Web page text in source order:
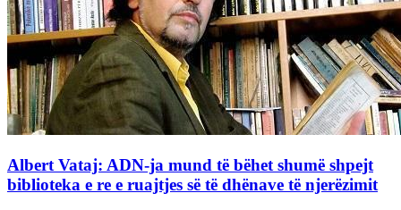
Albert Vataj: ADN-ja mund të bëhet shumë shpejt
biblioteka e re e ruajtjes së të dhënave të njerëzimit